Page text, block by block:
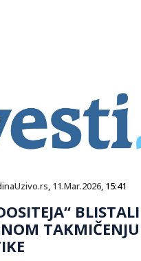
, 11.Mar.2026, 15:41